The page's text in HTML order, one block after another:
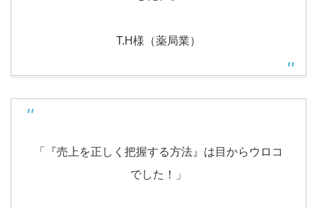
T.H様（薬局業）
「『売上を正しく把握する方法』は目からウロコ
でした！」